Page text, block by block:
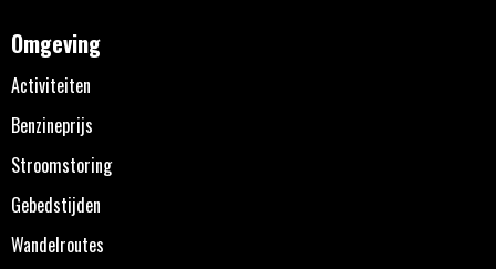
Omgeving
Activiteiten
Benzineprijs
Stroomstoring
Gebedstijden
Wandelroutes